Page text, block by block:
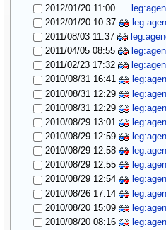
2012/01/20 11:00
2012/01/20 10:37
2011/08/03 11:37
2011/04/05 08:55
2011/02/23 17:32
2010/08/31 16:41
2010/08/31 12:29
2010/08/31 12:29
2010/08/29 13:01
2010/08/29 12:59
2010/08/29 12:58
2010/08/29 12:55
2010/08/29 12:54
2010/08/26 17:14
2010/08/20 15:09
2010/08/20 08:16